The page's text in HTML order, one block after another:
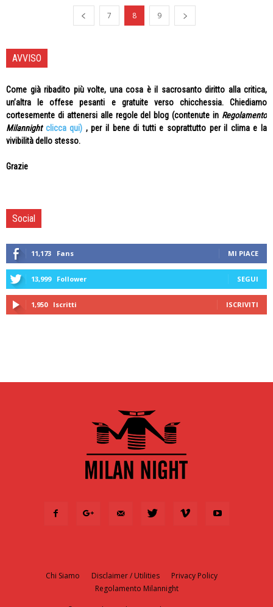
7 8 9
AVVISO
Come già ribadito più volte, una cosa è il sacrosanto diritto alla critica,
un’altra le offese pesanti e gratuite verso chicchessia. Chiediamo
cortesemente di attenersi alle regole del blog (contenute in Regolamento
Milannight clicca qui) , per il bene di tutti e soprattutto per il clima e la
vivibilità dello stesso.
Grazie
Social
11,173 Fans MI PIACE
13,999 Follower SEGUI
1,950 Iscritti ISCRIVITI
Chi Siamo Disclaimer / Utilities
Privacy Policy
Regolamento Milannight